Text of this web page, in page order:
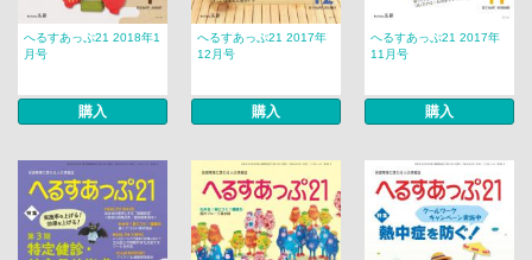
へるすあっぷ21 2018年1
月号
購入
へるすあっぷ21 2017年
12月号
購入
へるすあっぷ21 2017年
11月号
購入